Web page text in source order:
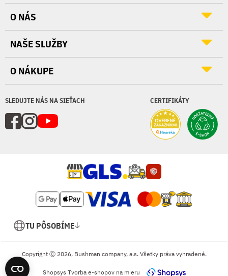
SLEDUJTE NÁS NA SIEŤACH CERTIFIKÁTY
O NÁS
NAŠE SLUŽBY
O NÁKUPE
TU PÔSOBÍME
Copyright Ⓒ 2026, Bushman company, a.s. Všetky práva vyhradené.
Shopsys Tvorba e-shopov na mieru